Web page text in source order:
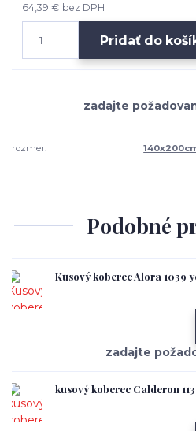
64,39 € bez DPH
Pridať do
rozmer:
Podobné
Kusový koberec Alora 1039
kusový koberec Calderon